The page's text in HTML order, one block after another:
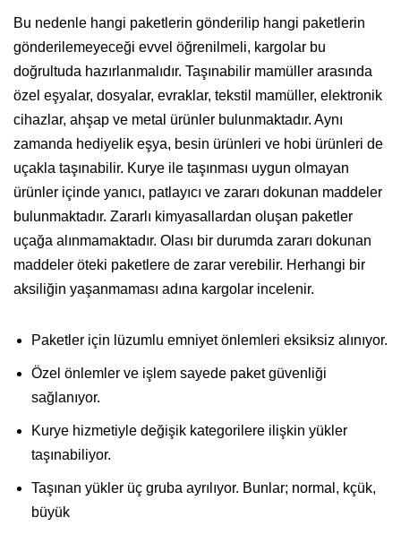
Bu nedenle hangi paketlerin gönderilip hangi paketlerin
gönderilemeyeceği evvel öğrenilmeli, kargolar bu
doğrultuda hazırlanmalıdır. Taşınabilir mamüller arasında
özel eşyalar, dosyalar, evraklar, tekstil mamüller, elektronik
cihazlar, ahşap ve metal ürünler bulunmaktadır. Aynı
zamanda hediyelik eşya, besin ürünleri ve hobi ürünleri de
uçakla taşınabilir. Kurye ile taşınması uygun olmayan
ürünler içinde yanıcı, patlayıcı ve zararı dokunan maddeler
bulunmaktadır. Zararlı kimyasallardan oluşan paketler
uçağa alınmamaktadır. Olası bir durumda zararı dokunan
maddeler öteki paketlere de zarar verebilir. Herhangi bir
aksiliğin yaşanmaması adına kargolar incelenir.
Paketler için lüzumlu emniyet önlemleri eksiksiz alınıyor.
Özel önlemler ve işlem sayede paket güvenliği
sağlanıyor.
Kurye hizmetiyle değişik kategorilere ilişkin yükler
taşınabiliyor.
Taşınan yükler üç gruba ayrılıyor. Bunlar; normal, kçük,
büyük